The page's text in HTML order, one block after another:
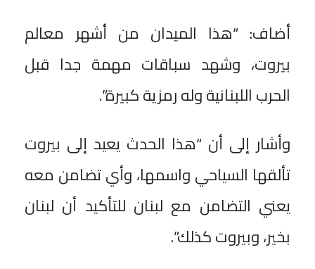
أضاف: “هذا الميدان من أشهر معالم
بيروت، وشهد سباقات مهمة جدا قبل
الحرب اللبنانية وله رمزية كبيرة”.
وأشار إلى أن “هذا الحدث يعيد إلى بيروت
تألقها السياحي واسمها، وأي تضامن معه
يعني التضامن مع لبنان للتأكيد أن لبنان
بخير، وبيروت كذلك”.